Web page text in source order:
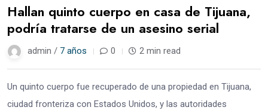
Hallan quinto cuerpo en casa de Tijuana,
podría tratarse de un asesino serial
admin / 7 años 0 2 min read
Un quinto cuerpo fue recuperado de una propiedad en Tijuana,
ciudad fronteriza con Estados Unidos, y las autoridades